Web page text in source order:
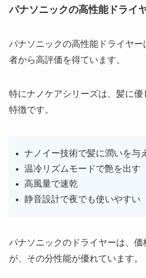
パナソニックの高性能ドライ
パナソニックの高性能ドライヤー
者から高評価を得ています。
特にナノケアシリーズは、髪に
特徴です。
ナノイー技術で髪に潤いを与
温冷リズムモードで艶を出す
高風量で速乾
静音設計で夜でも使いやすい
パナソニックのドライヤーは、価
が、その分性能が優れています。